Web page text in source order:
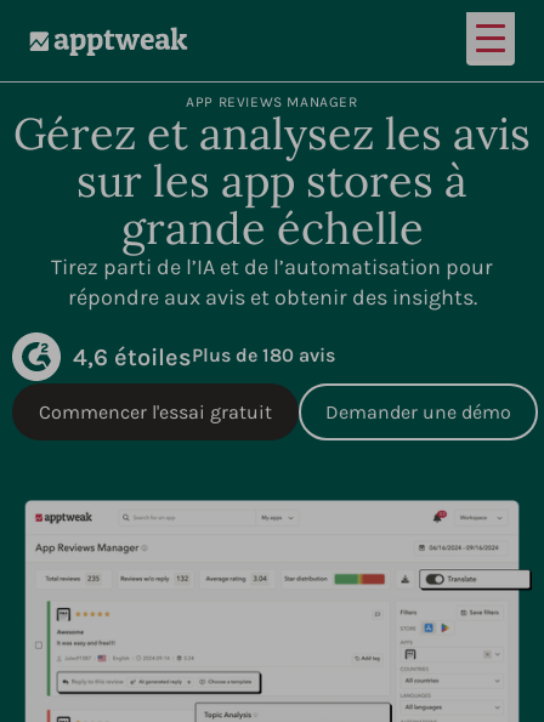
APP REVIEWS MANAGER
Gérez et analysez les avis
sur les app stores à
grande échelle
Tirez parti de l’IA et de l’automatisation pour
répondre aux avis et obtenir des insights.
4,6 étoilesPlus de 180 avis
Commencer l'essai gratuit Demander une démo